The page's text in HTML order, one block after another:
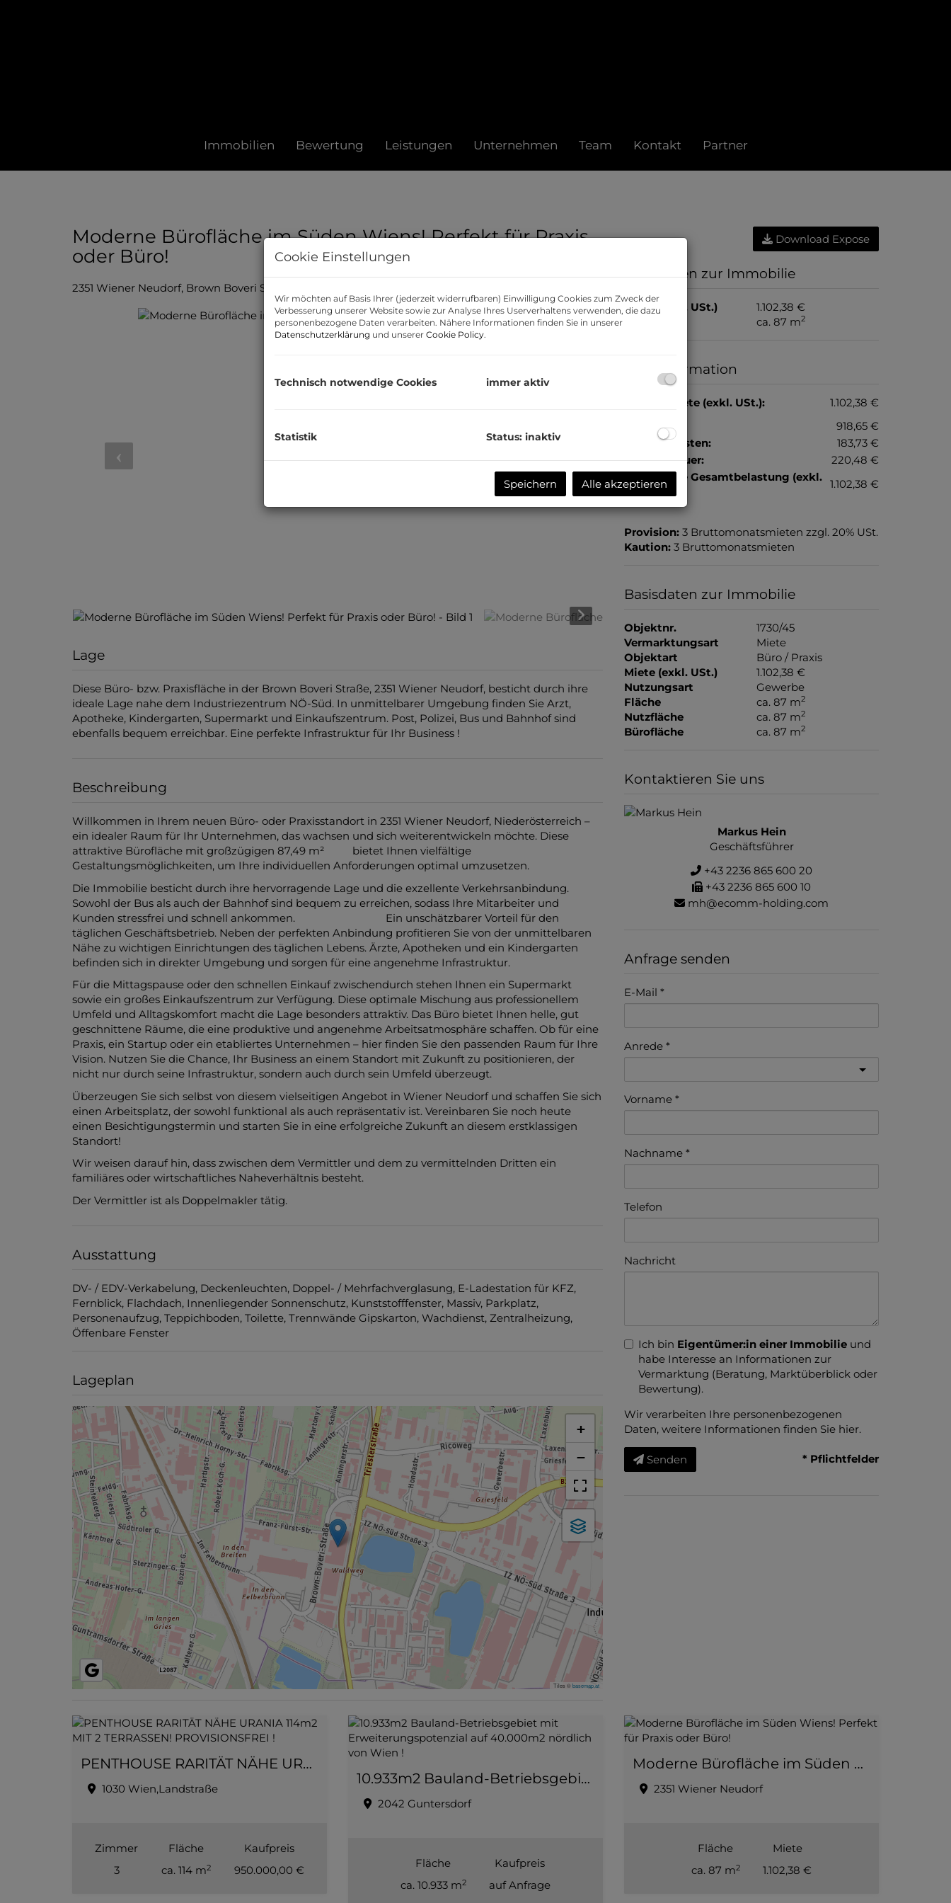
Immobilien Bewertung Leistungen Unternehmen Team Kontakt Partner
Moderne Bürofläche im Süden Wiens! Perfekt für Praxis
oder Büro!
2351 Wiener Neudorf, Brown Boveri Straße 6 / 1
Lage
Diese Büro- bzw. Praxisfläche in der Brown Boveri Straße, 2351 Wiener Neudorf, besticht durch ihre
ideale Lage nahe dem Industriezentrum NÖ-Süd. In unmittelbarer Umgebung finden Sie Arzt,
Apotheke, Kindergarten, Supermarkt und Einkaufszentrum. Post, Polizei, Bus und Bahnhof sind
ebenfalls bequem erreichbar. Eine perfekte Infrastruktur für Ihr Business !
Beschreibung
Willkommen in Ihrem neuen Büro- oder Praxisstandort in 2351 Wiener Neudorf, Niederösterreich –
ein idealer Raum für Ihr Unternehmen, das wachsen und sich weiterentwickeln möchte. Diese
attraktive Bürofläche mit großzügigen 87,49 m² bietet Ihnen vielfältige
Gestaltungsmöglichkeiten, um Ihre individuellen Anforderungen optimal umzusetzen.
Die Immobilie besticht durch ihre hervorragende Lage und die exzellente Verkehrsanbindung.
Sowohl der Bus als auch der Bahnhof sind bequem zu erreichen, sodass Ihre Mitarbeiter und
Kunden stressfrei und schnell ankommen. Ein unschätzbarer Vorteil für den
täglichen Geschäftsbetrieb. Neben der perfekten Anbindung profitieren Sie von der unmittelbaren
Nähe zu wichtigen Einrichtungen des täglichen Lebens. Ärzte, Apotheken und ein Kindergarten
befinden sich in direkter Umgebung und sorgen für eine angenehme Infrastruktur.
Für die Mittagspause oder den schnellen Einkauf zwischendurch stehen Ihnen ein Supermarkt
sowie ein großes Einkaufszentrum zur Verfügung. Diese optimale Mischung aus professionellem
Umfeld und Alltagskomfort macht die Lage besonders attraktiv. Das Büro bietet Ihnen helle, gut
geschnittene Räume, die eine produktive und angenehme Arbeitsatmosphäre schaffen. Ob für eine
Praxis, ein Startup oder ein etabliertes Unternehmen – hier finden Sie den passenden Raum für Ihre
Vision. Nutzen Sie die Chance, Ihr Business an einem Standort mit Zukunft zu positionieren, der
nicht nur durch seine Infrastruktur, sondern auch durch sein Umfeld überzeugt.
Überzeugen Sie sich selbst von diesem vielseitigen Angebot in Wiener Neudorf und schaffen Sie sich
einen Arbeitsplatz, der sowohl funktional als auch repräsentativ ist. Vereinbaren Sie noch heute
einen Besichtigungstermin und starten Sie in eine erfolgreiche Zukunft an diesem erstklassigen
Standort!
Wir weisen darauf hin, dass zwischen dem Vermittler und dem zu vermittelnden Dritten ein
familiäres oder wirtschaftliches Naheverhältnis besteht.
Der Vermittler ist als Doppelmakler tätig.
Ausstattung
DV- / EDV-Verkabelung Deckenleuchten Doppel- / Mehrfachverglasung E-Ladestation für KFZ
Fernblick Flachdach Innenliegender Sonnenschutz Kunststofffenster Massiv Parkplatz
Personenaufzug Teppichboden Toilette Trennwände Gipskarton Wachdienst Zentralheizung
Öffenbare Fenster
Lageplan
+
−
Tiles ©basemap.at
Download Expose
Basisdaten zur Immobilie
Miete (exkl. USt.)
1.102,38 €
ca. 87 m2
Preisinformation
Gesamtmiete (exkl. USt.):
1.102,38 €
918,65 €
Betriebskosten:
183,73 €
Umsatzsteuer:
220,48 €
monatliche Gesamtbelastung (exkl.
USt.):
1.102,38 €
Provision: 3 Bruttomonatsmieten zzgl. 20% USt.
Kaution: 3 Bruttomonatsmieten
Basisdaten zur Immobilie
Objektnr.
1730/45
Vermarktungsart
Miete
Objektart
Büro / Praxis
Miete (exkl. USt.)
1.102,38 €
Nutzungsart
Gewerbe
Fläche
ca. 87 m2
Nutzfläche ca. 87 m2
Bürofläche ca. 87 m2
Kontaktieren Sie uns
Markus Hein
Geschäftsführer
+43 2236 865 600 20
+43 2236 865 600 10
mh@ecomm-holding.com
Anfrage senden
E-Mail
Anrede
Vorname
Nachname
Telefon
Nachricht
Ich bin Eigentümer:in einer Immobilie und
habe Interesse an Informationen zur
Vermarktung (Beratung, Marktüberblick oder
Bewertung).
Wir verarbeiten Ihre personenbezogenen
Daten, weitere Informationen finden Sie hier.
Senden * Pflichtfelder
PENTHOUSE RARITÄT NÄHE URANIA 114m2 MIT 2 TERRASSEN! PROVISIONSFREI !
1030 Wien,Landstraße
Zimmer
3
Fläche
ca. 114 m2
Kaufpreis
950.000,00 €
10.933m2 Bauland-Betriebsgebiet mit Erweiterungspotenzial auf 40.000m2 nördlich von Wien !
2042 Guntersdorf
Fläche
ca. 10.933 m2
Kaufpreis
auf Anfrage
Moderne Bürofläche im Süden Wiens! Perfekt für Praxis oder Büro!
2351 Wiener Neudorf
Fläche
ca. 87 m2
Miete
1.102,38 €
Cookie Einstellungen
Wir möchten auf Basis Ihrer (jederzeit widerrufbaren) Einwilligung Cookies zum Zweck der
Verbesserung unserer Website sowie zur Analyse Ihres Userverhaltens verwenden, die dazu
personenbezogene Daten verarbeiten. Nähere Informationen finden Sie in unserer
Datenschutzerklärung und unserer Cookie Policy.
Technisch notwendige Cookies immer aktiv
Statistik Status: inaktiv
Speichern Alle akzeptieren